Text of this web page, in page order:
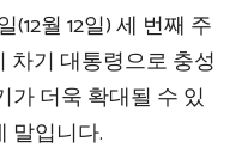
월 12일) 세 번째 주
차기 대통령으로 충성
가 더욱 확대될 수 있
말입니다.